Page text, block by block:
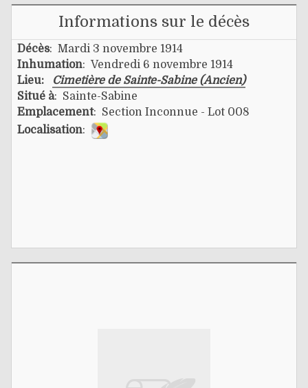
Informations sur le décès
Décès: Mardi 3 novembre 1914
Inhumation: Vendredi 6 novembre 1914
Lieu:
Cimetière de Sainte-Sabine (Ancien)
Situé à: Sainte-Sabine
Emplacement: Section Inconnue - Lot 008
Localisation: